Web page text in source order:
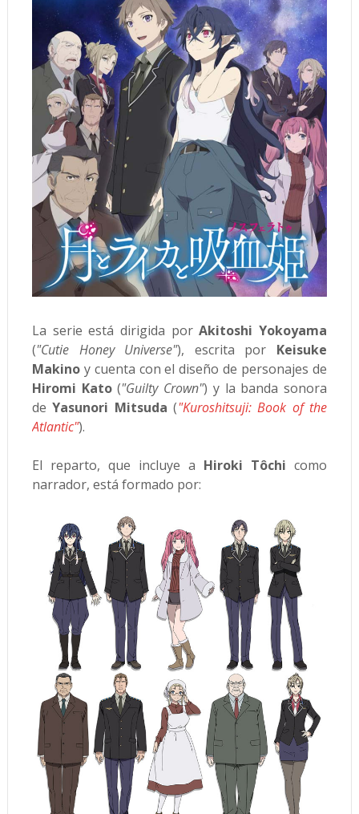
La serie está dirigida porAkitoshi Yokoyama
("Cutie Honey Universe"), escrita por Keisuke
Makinoy cuenta con el diseño de personajes de
Hiromi Kato("Guilty Crown") y la banda sonora
deYasunori Mitsuda ("Kuroshitsuji: Book of the
Atlantic").
El reparto, que incluye a Hiroki Tôchi como
narrador, está formado por: